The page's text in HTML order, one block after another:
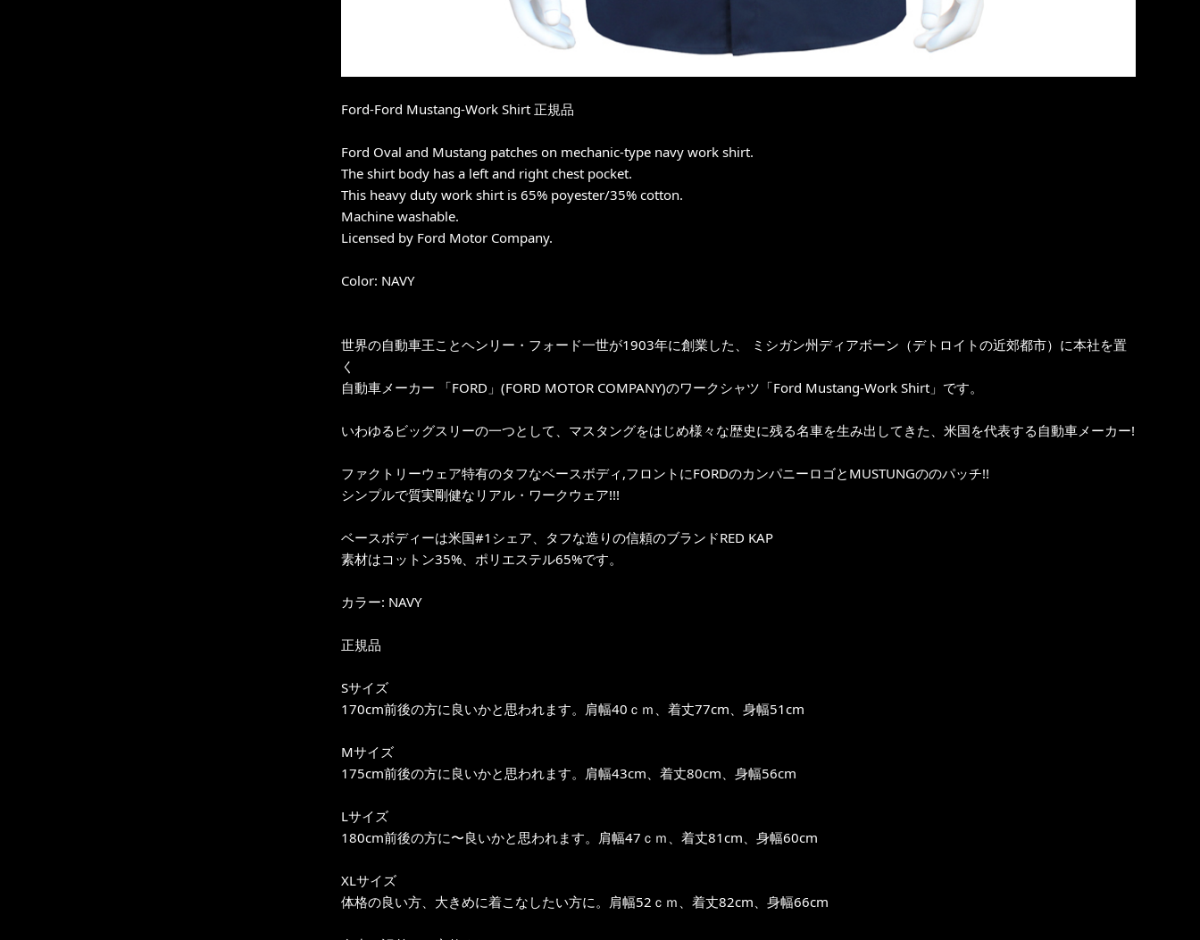
Ford-Ford Mustang-Work Shirt 正規品
Ford Oval and Mustang patches on mechanic-type navy work shirt.
The shirt body has a left and right chest pocket.
This heavy duty work shirt is 65% poyester/35% cotton.
Machine washable.
Licensed by Ford Motor Company.
Color: NAVY
世界の自動車王ことヘンリー・フォード一世が1903年に創業した、 ミシガン州ディアボーン（デトロイトの近郊都市）に本社を置
く
自動車メーカー 「FORD」(FORD MOTOR COMPANY)のワークシャツ「Ford Mustang-Work Shirt」です。
いわゆるビッグスリーの一つとして、マスタングをはじめ様々な歴史に残る名車を生み出してきた、米国を代表する自動車メーカー!
ファクトリーウェア特有のタフなベースボディ,フロントにFORDのカンパニーロゴとMUSTUNGののパッチ!!
シンプルで質実剛健なリアル・ワークウェア!!!
ベースボディーは米国#1シェア、タフな造りの信頼のブランドRED KAP
素材はコットン35%、ポリエステル65%です。
カラー: NAVY
正規品
Sサイズ
170cm前後の方に良いかと思われます。肩幅40ｃｍ、着丈77cm、身幅51cm
Mサイズ
175cm前後の方に良いかと思われます。肩幅43cm、着丈80cm、身幅56cm
Lサイズ
180cm前後の方に〜良いかと思われます。肩幅47ｃｍ、着丈81cm、身幅60cm
XLサイズ
体格の良い方、大きめに着こなしたい方に。肩幅52ｃｍ、着丈82cm、身幅66cm